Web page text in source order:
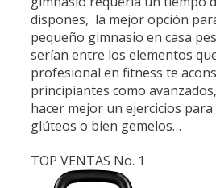
dispones, la mejor opción
pequeño gimnasio en casa
serían entre los elementos
profesional en fitness te
principiantes como
hacer mejor un ejercicios
glúteos o bien gemelos…
TOP VENTAS No. 1